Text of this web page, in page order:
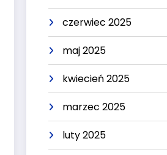
czerwiec 2025
maj 2025
kwiecień 2025
marzec 2025
luty 2025